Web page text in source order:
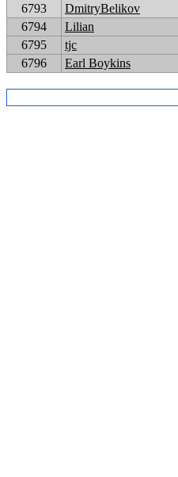
6793
DmitryBelikov
6794
Lilian
6795
tjc
6796
Earl Boykins